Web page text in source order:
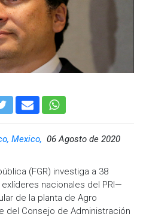
Mexico, 06 Agosto de 2020
(FGR) investiga a 38
nacionales del PRI—
de la planta de Agro
del Consejo de Administración